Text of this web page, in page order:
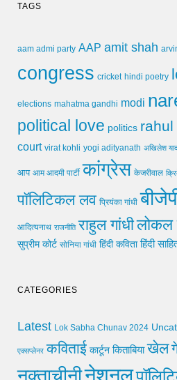
TAGS
aam admi party AAP amit shah
congress cricket hindi poetry
elections mahatma gandhi modi
political love politics
court virat kohli yogi adityanath अखिलेश
आप आम आदमी पार्टी कांग्रेस केजरीवाल
पॉलिटिकल लव प्रियंका गांधी
आदित्यनाथ राजनीति राहुल गांधीलोकल
सुप्रीम कोर्ट सोनिया गांधी हिंदी कविता हिंदी
CATEGORIES
Latest Lok Sabha Chunav 2024
एक्सप्लेनर कविताई कार्टून किताबिया खेल
नुक्ताचीनीनेशनल